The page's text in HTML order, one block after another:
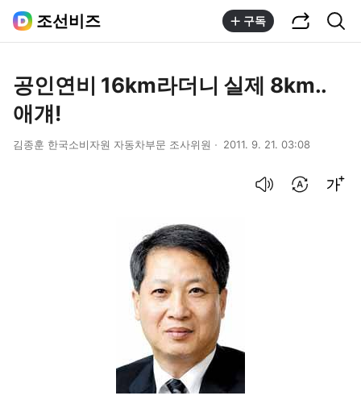
조선비즈 구독
공인연비 16km라더니 실제 8km..
애걔!
김종훈 한국소비자원 자동차부문 조사위원 2011. 9. 21. 03:08